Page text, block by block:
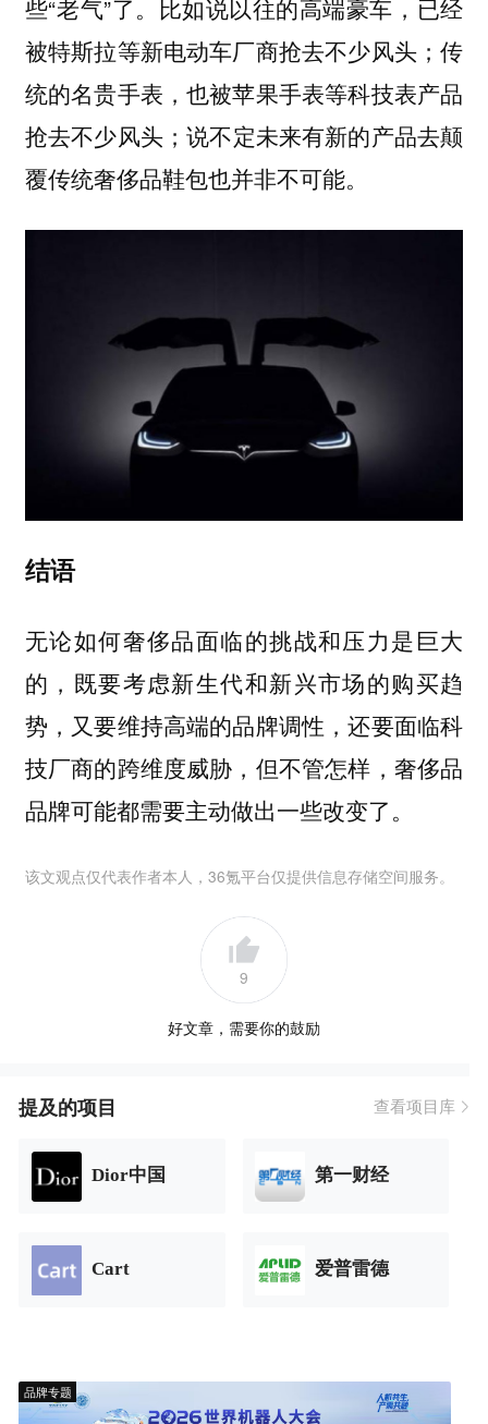
些“老气”了。比如说以往的高端豪车，已经
被特斯拉等新电动车厂商抢去不少风头；传
统的名贵手表，也被苹果手表等科技表产品
抢去不少风头；说不定未来有新的产品去颠
覆传统奢侈品鞋包也并非不可能。
结语
无论如何奢侈品面临的挑战和压力是巨大
的，既要考虑新生代和新兴市场的购买趋
势，又要维持高端的品牌调性，还要面临科
技厂商的跨维度威胁，但不管怎样，奢侈品
品牌可能都需要主动做出一些改变了。
该文观点仅代表作者本人，36氪平台仅提供信息存储空间服务。
9
好文章，需要你的鼓励
提及的项目 查看项目库
Dior中国 第一财经
Cart 爱普雷德
品牌专题